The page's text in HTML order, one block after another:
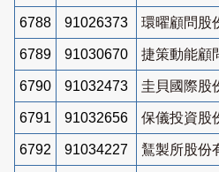
6788 91026373 環曜顧問股
6789 91030670 捷策動能顧
6790 91032473 圭貝國際股
6791 91032656 保儀投資股
6792 91034227 鵟製所股份